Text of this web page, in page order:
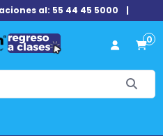
al: 55 44 45 5000 |
0